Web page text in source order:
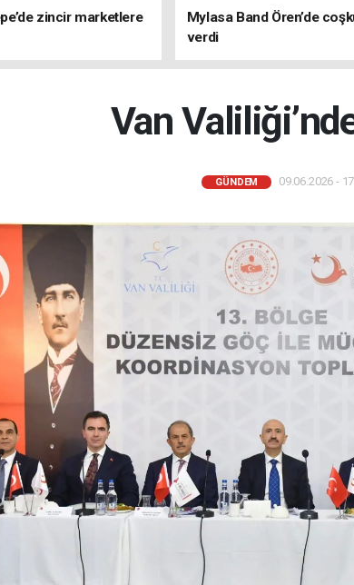
zincir marketlere
Mylasa Band Ören’de
verdi
Van
GÜNDEM 09.06.2026 -